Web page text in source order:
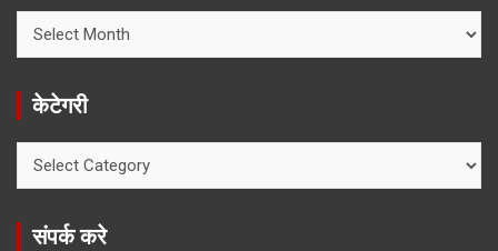
खोजे
केटेगरी
संपर्क करे